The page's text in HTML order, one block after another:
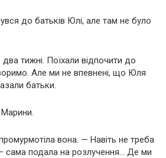
до батьків Юлі, але там не було
тижні. Поїхали відпочити до
Але ми не впевнені, що Юля
батьки.
Марини.
вона. — Навіть не треба
сама подала на розлучення… Де ми